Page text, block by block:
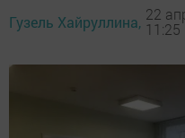
Гузель Хайруллина, 22
11:25